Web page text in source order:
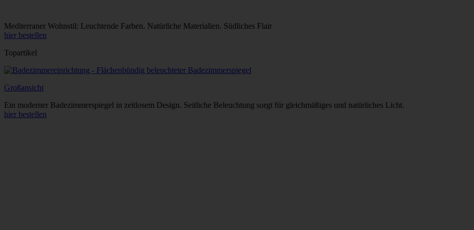
Mediterraner Wohnstil: Leuchtende Farben. Natürliche Materialien. Südliches Flair
hier bestellen
Topartikel
Großansicht
Ein moderner Badezimmerspiegel in zeitlosem Design. Seitliche Beleuchtung sorgt für gleichmäßiges und natürliches Licht.
hier bestellen